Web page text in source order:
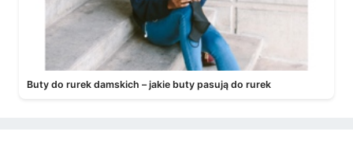
Buty do rurek damskich – jakie buty pasują do rurek